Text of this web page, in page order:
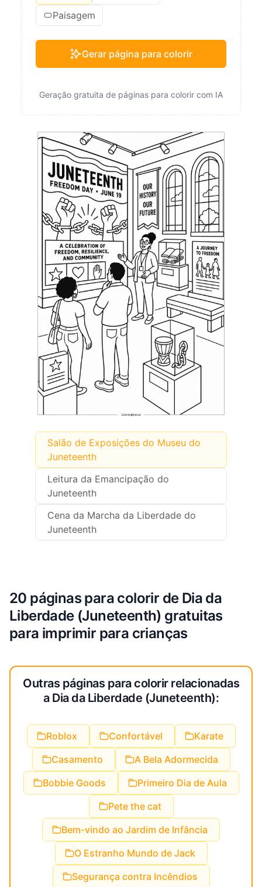
Salão de Exposições do Museu do
Juneteenth
Leitura da Emancipação do
Juneteenth
Cena da Marcha da Liberdade do
Juneteenth
Paisagem
Gerar página para colorir
Geração gratuita de páginas para colorir com IA
20 páginas para colorir de Dia da
Liberdade (Juneteenth) gratuitas
para imprimir para crianças
Outras páginas para colorir relacionadas
a Dia da Liberdade (Juneteenth):
Roblox Confortável
Karate
Casamento
A Bela Adormecida
Bobbie Goods
Primeiro Dia de Aula
Pete the cat
Bem-vindo ao Jardim de Infância
O Estranho Mundo de Jack
Segurança contra Incêndios